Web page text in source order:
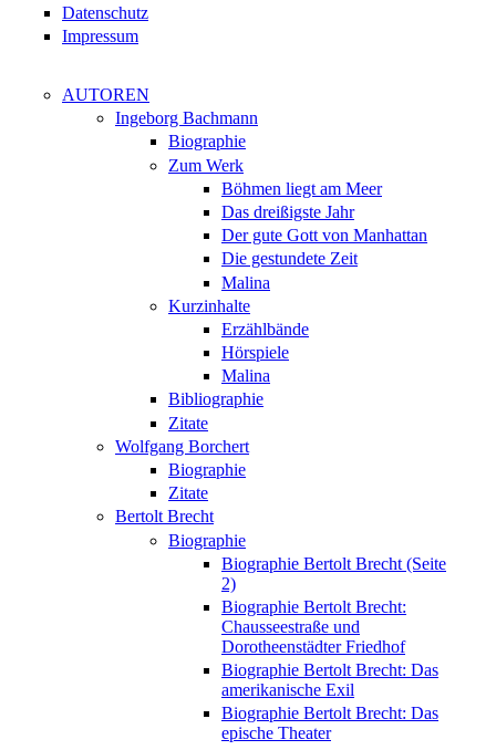
Datenschutz
Impressum
AUTOREN
Ingeborg Bachmann
Biographie
Zum Werk
Böhmen liegt am Meer
Das dreißigste Jahr
Der gute Gott von Manhattan
Die gestundete Zeit
Malina
Kurzinhalte
Erzählbände
Hörspiele
Malina
Bibliographie
Zitate
Wolfgang Borchert
Biographie
Zitate
Bertolt Brecht
Biographie
Biographie Bertolt Brecht (Seite
2)
Biographie Bertolt Brecht:
Chausseestraße und
Dorotheenstädter Friedhof
Biographie Bertolt Brecht: Das
amerikanische Exil
Biographie Bertolt Brecht: Das
epische Theater